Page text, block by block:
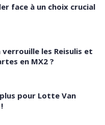
face à un choix crucial
les Reisulis et
en MX2 ?
pour Lotte Van